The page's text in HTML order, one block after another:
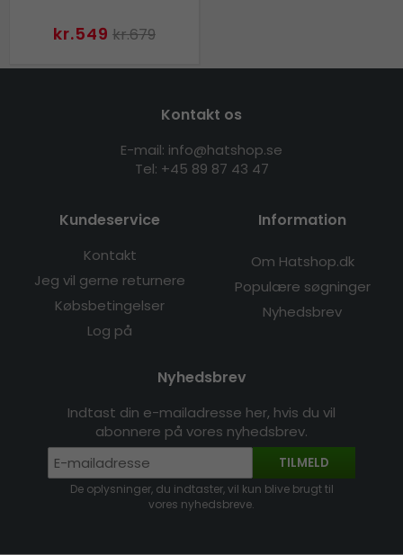
kr.549 kr.679
Kontakt os
E-mail: info@hatshop.se
Tel: +45 89 87 43 47
Kundeservice
Kontakt
Jeg vil gerne returnere
Købsbetingelser
Log på
Information
Om Hatshop.dk
Populære søgninger
Nyhedsbrev
Nyhedsbrev
Indtast din e-mailadresse her, hvis du vil
abonnere på vores nyhedsbrev.
TILMELD
De oplysninger, du indtaster, vil kun blive brugt til
vores nyhedsbreve.